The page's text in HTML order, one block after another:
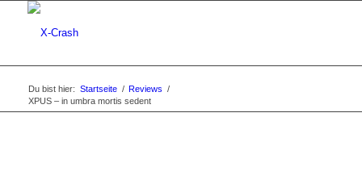
Du bist hier: Startseite / Reviews /
XPUS – in umbra mortis sedent